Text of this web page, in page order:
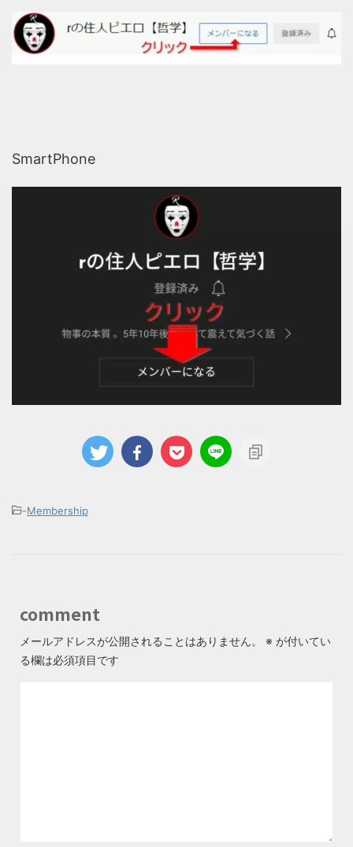
SmartPhone
-Membership
comment
メールアドレスが公開されることはありません。 ※ が付いてい
る欄は必須項目です